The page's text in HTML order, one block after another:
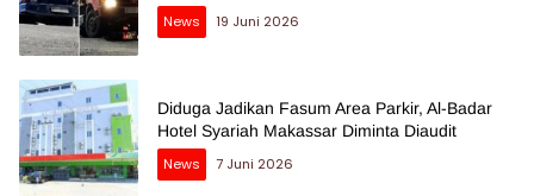
News
19 Juni 2026
Diduga Jadikan Fasum Area Parkir, Al-Badar
Hotel Syariah Makassar Diminta Diaudit
News
7 Juni 2026